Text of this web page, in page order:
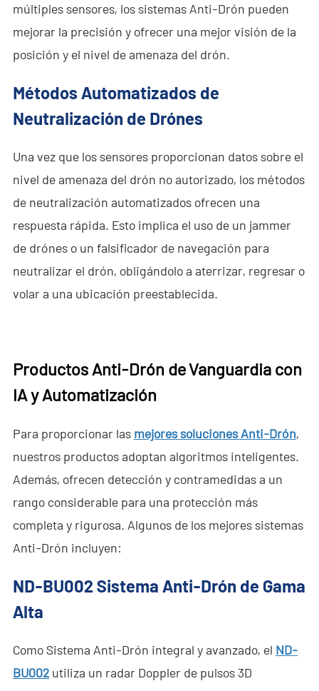
múltiples sensores, los sistemas Anti-Drón pueden
mejorar la precisión y ofrecer una mejor visión de la
posición y el nivel de amenaza del drón.
Métodos Automatizados de
Neutralización de Drónes
Una vez que los sensores proporcionan datos sobre el
nivel de amenaza del drón no autorizado, los métodos
de neutralización automatizados ofrecen una
respuesta rápida. Esto implica el uso de un jammer
de drónes o un falsificador de navegación para
neutralizar el drón, obligándolo a aterrizar, regresar o
volar a una ubicación preestablecida.
Productos Anti-Drón de Vanguardia con
IA y Automatización
Para proporcionar las mejores soluciones Anti-Drón,
nuestros productos adoptan algoritmos inteligentes.
Además, ofrecen detección y contramedidas a un
rango considerable para una protección más
completa y rigurosa. Algunos de los mejores sistemas
Anti-Drón incluyen:
ND-BU002Sistema Anti-Drón de Gama
Alta
Como Sistema Anti-Drón integral y avanzado, el ND-
BU002utiliza un radar Doppler de pulsos 3D